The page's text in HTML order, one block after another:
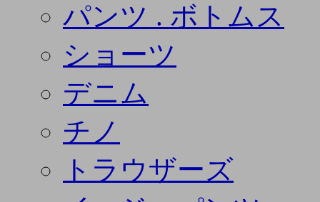
パンツ . ボトムス
ショーツ
デニム
チノ
トラウザーズ